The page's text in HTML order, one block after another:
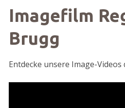
Imagefilm
Brugg
Entdecke unsere Image-